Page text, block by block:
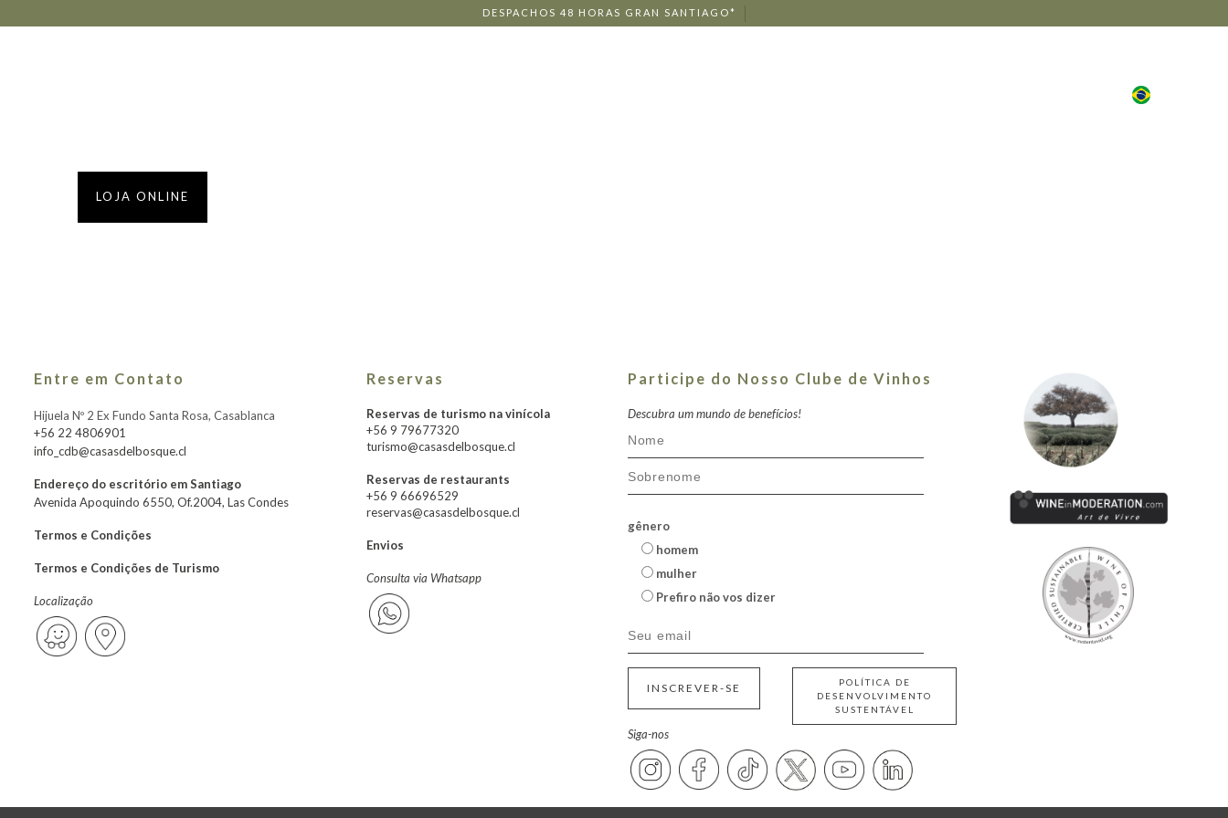
DESPACHOS 48 HORAS GRAN SANTIAGO*
LOJA ONLINE
Entre em Contato
Hijuela Nº 2 Ex Fundo Santa Rosa, Casablanca
+56 22 4806901
info_cdb@casasdelbosque.cl
Endereço do escritório em Santiago
Avenida Apoquindo 6550, Of.2004, Las Condes
Termos e Condições
Termos e Condições de Turismo
Localização
Reservas
Reservas de turismo na vinícola
+56 9 79677320
turismo@casasdelbosque.cl
Reservas de restaurants
+56 9 66696529
reservas@casasdelbosque.cl
Envios
Consulta via Whatsapp
Participe do Nosso Clube de Vinhos
Descubra um mundo de benefícios!
gênero
homem
mulher
Prefiro não vos dizer
INSCREVER-SE
POLÍTICA DE
DESENVOLVIMENTO
SUSTENTÁVEL
Siga-nos